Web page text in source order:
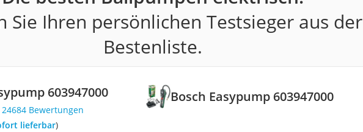
Sie Ihren persönlichen Testsieger aus der
Bestenliste.
Bosch Easypump 603947000
603947000
24684 Bewertungen
lieferbar)